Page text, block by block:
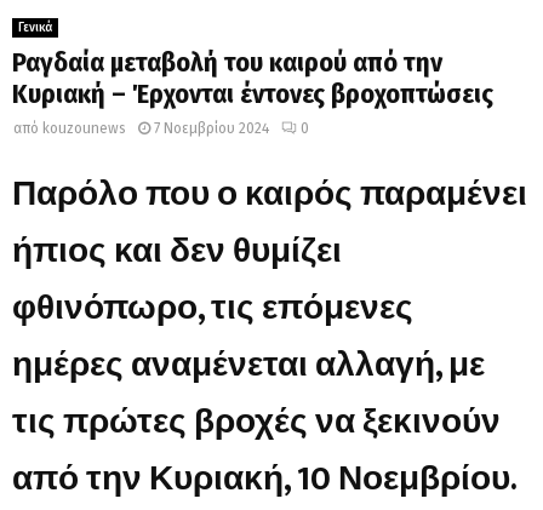
Γενικά
Ραγδαία μεταβολή του καιρού από την
Κυριακή – Έρχονται έντονες βροχοπτώσεις
από kouzounews 7 Νοεμβρίου 2024 0
Παρόλο που ο καιρός παραμένει
ήπιος και δεν θυμίζει
φθινόπωρο, τις επόμενες
ημέρες αναμένεται αλλαγή, με
τις πρώτες βροχές να ξεκινούν
από την Κυριακή, 10 Νοεμβρίου.